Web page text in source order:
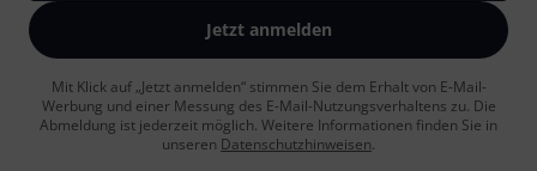
Jetzt anmelden
Mit Klick auf „Jetzt anmelden“ stimmen Sie dem Erhalt von E-Mail-
Werbung und einer Messung des E-Mail-Nutzungsverhaltens zu. Die
Abmeldung ist jederzeit möglich. Weitere Informationen finden Sie in
unseren Datenschutzhinweisen.